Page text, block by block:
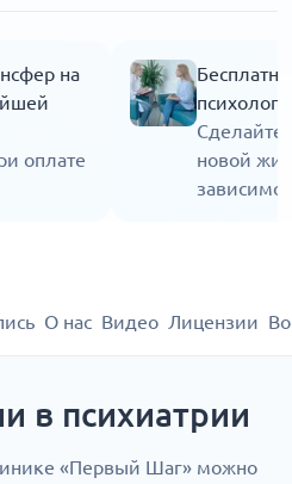
на
оплате
психолога
Сделайте
новой
О нас Видео Лицензии
в психиатрии
«Первый Шаг» можно